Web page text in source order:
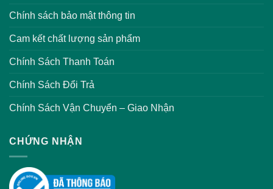
Chính sách bảo mật thông tin
Cam kết chất lượng sản phẩm
Chính Sách Thanh Toán
Chính Sách Đổi Trả
Chính Sách Vận Chuyển – Giao Nhận
CHỨNG NHẬN